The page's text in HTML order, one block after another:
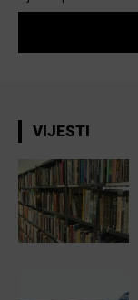
VIJESTI